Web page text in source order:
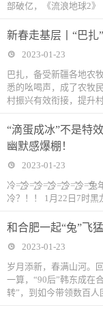
部破亿，《流浪地球2
新春走基层丨“巴扎
2023-01-23
巴扎，备受新疆各地农
悉的吆喝声，成了农牧
村振兴有效衔接，提升
“滴蛋成冰”不是特
幽默感爆棚！
2023-01-23
冷=͟͟͞͞冷=͟͟͞͞冷=͟͟͞͞冷=͟͟͞͞冷=͟͟͞͞冷=͟͟͞͞兔
冷？！！ 1月22日7时
和合肥一起“兔”飞
2023-01-23
岁月添新，春满山河。
一算，“90后”韩东成在
转”，到如今带领数百